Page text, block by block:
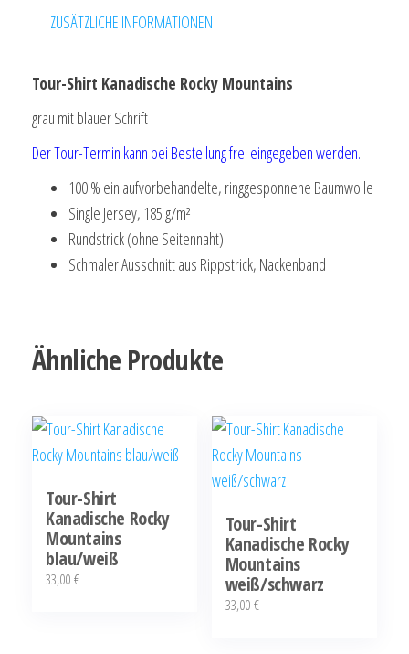
ZUSÄTZLICHE INFORMATIONEN
Tour-Shirt Kanadische Rocky Mountains
grau mit blauer Schrift
Der Tour-Termin kann bei Bestellung frei eingegeben werden.
100 % einlaufvorbehandelte, ringgesponnene Baumwolle
Single Jersey, 185 g/m²
Rundstrick (ohne Seitennaht)
Schmaler Ausschnitt aus Rippstrick, Nackenband
Ähnliche Produkte
Tour-Shirt
Kanadische Rocky
Mountains
blau/weiß
33,00€
Tour-Shirt
Kanadische Rocky
Mountains
weiß/schwarz
33,00€